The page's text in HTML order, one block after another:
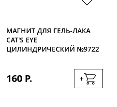
МАГНИТ ДЛЯ ГЕЛЬ-ЛАКА
CAT'S EYE
ЦИЛИНДРИЧЕСКИЙ №9722
160 Р. +